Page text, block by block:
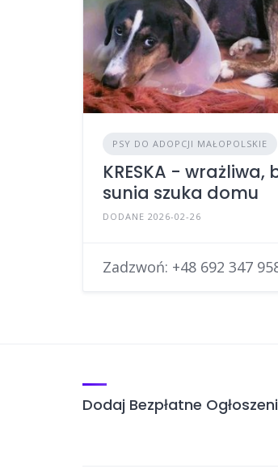
PSY DO ADOPCJI MAŁOPOLSKIE
KRESKA - wrażliwa,
sunia szuka domu
DODANE 2026-02-26
Zadzwoń: +48 692 347
Dodaj Bezpłatne